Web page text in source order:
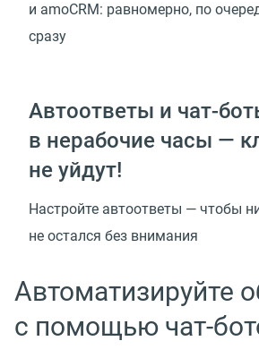
и amoCRM: равномерно, по
сразу
Автоответы и чат-
в нерабочие часы —
не уйдут!
Настройте автоответы — чтобы
не остался без внимания
Автоматизируйте
с помощью чат-